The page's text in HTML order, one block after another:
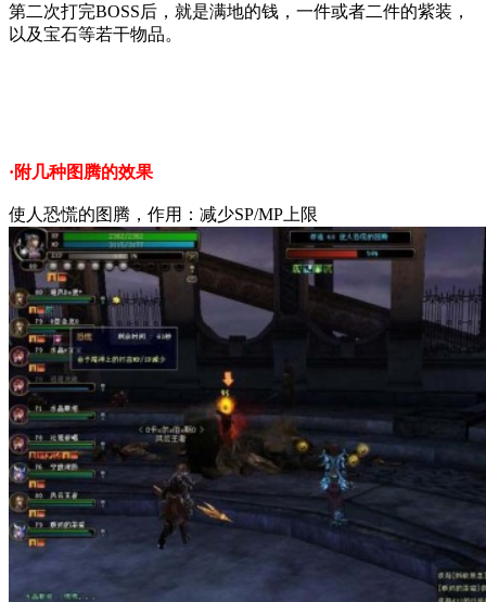
第二次打完BOSS后，就是满地的钱，一件或者二件的紫装，
以及宝石等若干物品。
·附几种图腾的效果
使人恐慌的图腾，作用：减少SP/MP上限